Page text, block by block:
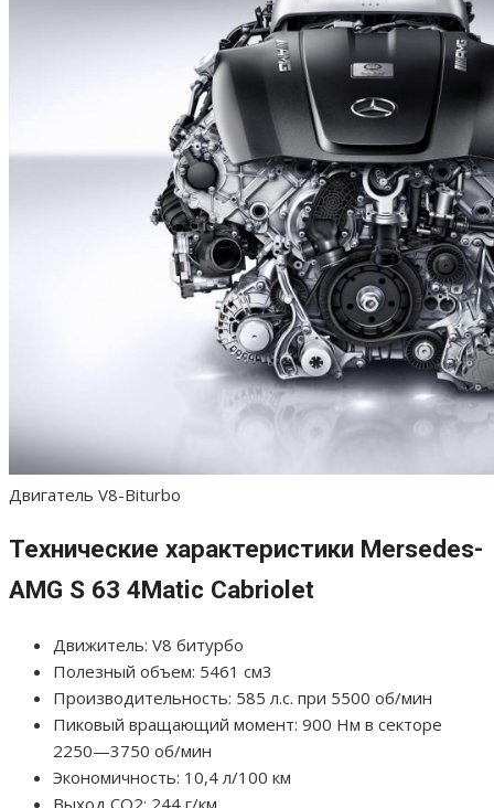
Двигатель V8-Biturbo
Технические характеристики Mersedes-
AMG S 63 4Matic Cabriolet
Движитель: V8 битурбо
Полезный объем: 5461 см3
Производительность: 585 л.с. при 5500 об/мин
Пиковый вращающий момент: 900 Нм в секторе
2250—3750 об/мин
Экономичность: 10,4 л/100 км
Выход СО2: 244 г/км